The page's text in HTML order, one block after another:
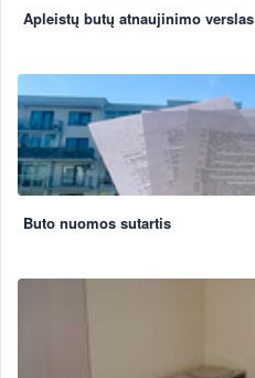
Apleistų butų atnaujinimo verslas
Buto nuomos sutartis